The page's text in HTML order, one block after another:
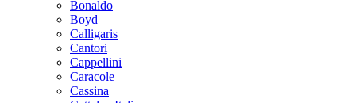
Bonaldo
Boyd
Calligaris
Cantori
Cappellini
Caracole
Cassina